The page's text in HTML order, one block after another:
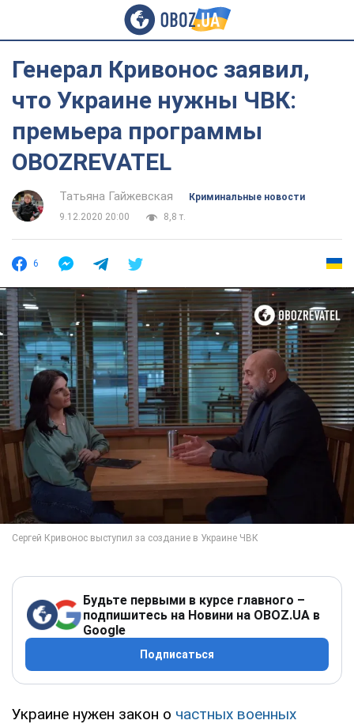
Генерал Кривонос заявил,
что Украине нужны ЧВК:
премьера программы
OBOZREVATEL
Татьяна Гайжевская
Криминальные новости
9.12.2020 20:00
8,8 т.
6
Будьте первыми в курсе главного –
подпишитесь на Новини на OBOZ.UA в
Google
Подписаться
Украине нужен закон о частных военных